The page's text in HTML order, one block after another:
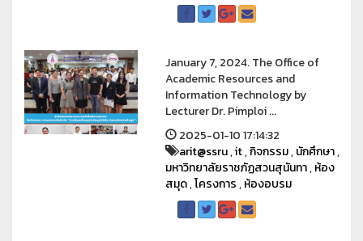
January 7, 2024. The Office of
Academic Resources and
Information Technology by
Lecturer Dr. Pimploi ...
2025-01-10 17:14:32
arit@ssru,it,กิจกรรม,นักศึกษา,
มหาวิทยาลัยราชภัฏสวนสุนันทา,ห้อง
สมุด,โครงการ,ห้องอบรม